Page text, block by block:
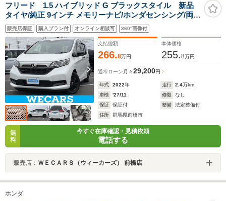
フリード 1.5 ハイブリッド G ブラックスタイル 新品
タイヤ/純正 9インチ メモリーナビ/ホンダセンシング/両側
電動スライドドア/シートヒーター 前席/車線逸脱防止支援
システム/ドライブレコーダー 純正/ヘッドランプ LED
販売店保証 購入プラン付 オンライン相談可 360°画像付
支払総額
266.8万円
本体価格
255.8万円
通常ローン 月々29,200円
年式 2022年 走行 2.4万km
車検
'27/11 修復
なし
保証
保証付 整備
法定整備付
住所
群馬県前橋市
無
料
今すぐ在庫確認・見積依頼
電話する
販売店： ＷＥＣＡＲＳ（ウィーカーズ） 前橋店
ホンダ